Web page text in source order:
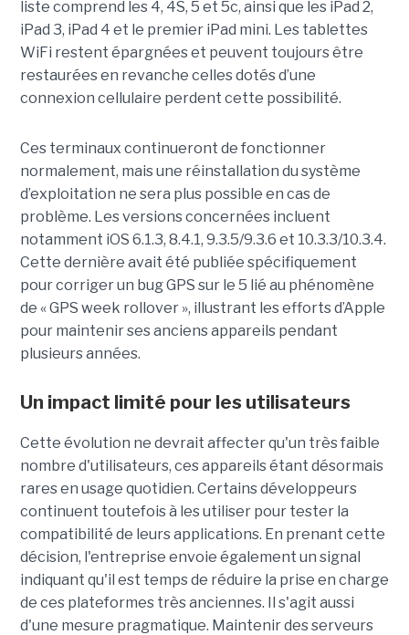
liste comprend les 4, 4S, 5 et 5c, ainsi que les iPad 2,
iPad 3, iPad 4 et le premier iPad mini. Les tablettes
WiFi restent épargnées et peuvent toujours être
restaurées en revanche celles dotés d’une
connexion cellulaire perdent cette possibilité.
Ces terminaux continueront de fonctionner
normalement, mais une réinstallation du système
d’exploitation ne sera plus possible en cas de
problème. Les versions concernées incluent
notamment iOS 6.1.3, 8.4.1, 9.3.5/9.3.6 et 10.3.3/10.3.4.
Cette dernière avait été publiée spécifiquement
pour corriger un bug GPS sur le 5 lié au phénomène
de « GPS week rollover », illustrant les efforts d’Apple
pour maintenir ses anciens appareils pendant
plusieurs années.
Un impact limité pour les utilisateurs
Cette évolution ne devrait affecter qu'un très faible
nombre d'utilisateurs, ces appareils étant désormais
rares en usage quotidien. Certains développeurs
continuent toutefois à les utiliser pour tester la
compatibilité de leurs applications. En prenant cette
décision, l'entreprise envoie également un signal
indiquant qu'il est temps de réduire la prise en charge
de ces plateformes très anciennes. Il s'agit aussi
d'une mesure pragmatique. Maintenir des serveurs